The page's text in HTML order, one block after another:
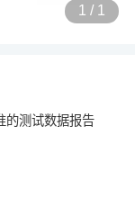
1 / 1
的测试数据报告